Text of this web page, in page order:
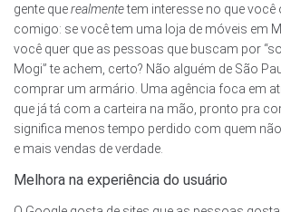
gente querealmentetem interesse no que você
comigo: se você tem uma loja de móveis em
você quer que as pessoas que buscam por
Mogi” te achem, certo? Não alguém de São
comprar um armário. Uma agência foca em
que já tá com a carteira na mão, pronto pra
significa menos tempo perdido com quem
e mais vendas de verdade.
Melhora na experiência do usuário